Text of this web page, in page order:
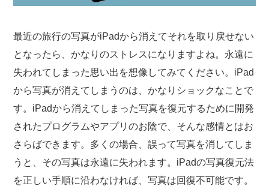
最近の旅行の写真がiPadから消えてそれを取り戻せない
となったら、かなりのストレスになりますよね。永遠に
失われてしまった思い出を想像してみてください。iPad
から写真が消えてしまうのは、かなりショックなことで
す。iPadから消えてしまった写真を復元するために開発
されたプログラムやアプリのお陰で、そんな感情とはお
さらばできます。多くの場合、誤って写真を消してしま
うと、その写真は永遠に失われます。iPadの写真復元法
を正しい手順に沿わなければ、写真は回復不可能です。